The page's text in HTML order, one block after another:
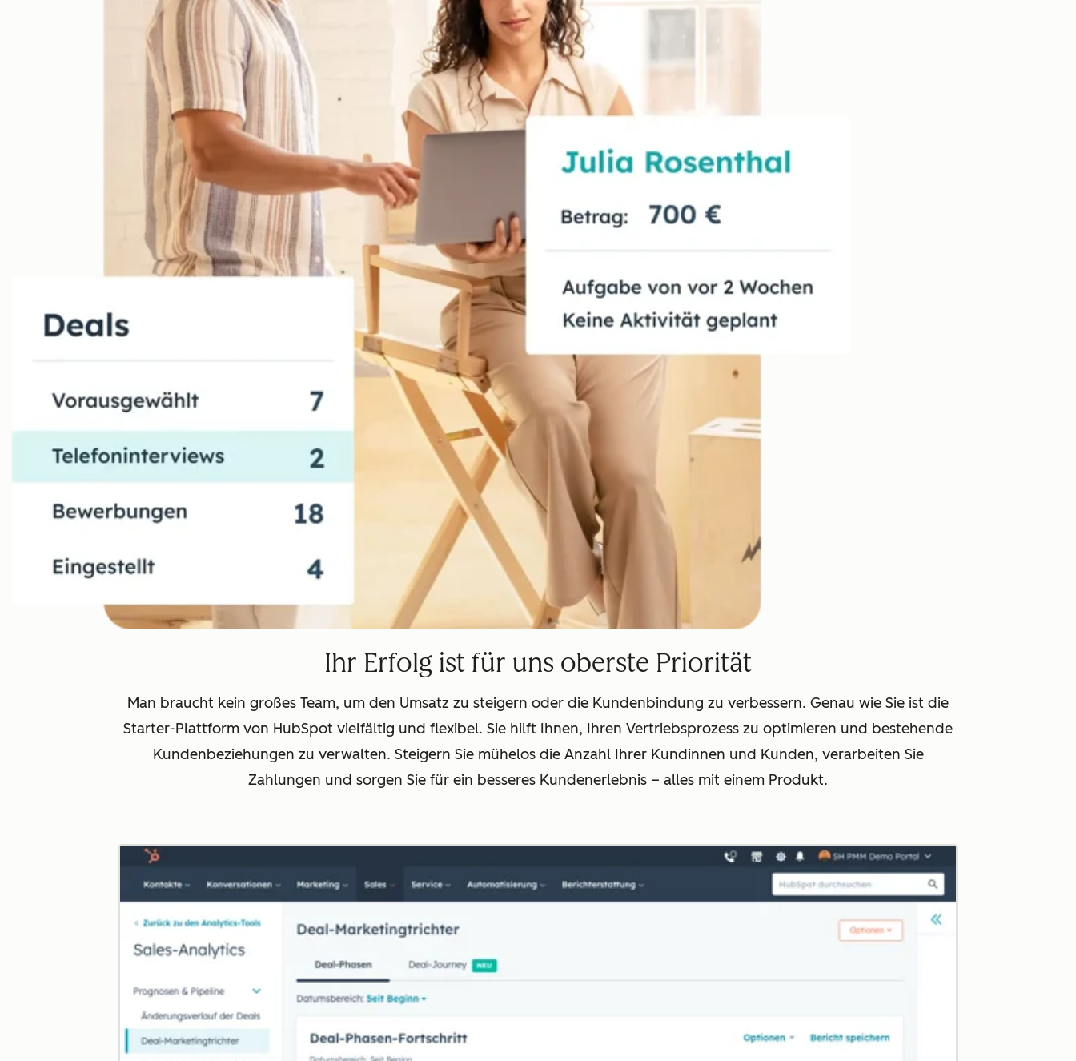
Ihr Erfolg ist für uns oberste Priorität
Man braucht kein großes Team, um den Umsatz zu steigern oder die Kundenbindung zu verbessern. Genau wie Sie ist die
Starter-Plattform von HubSpot vielfältig und flexibel. Sie hilft Ihnen, Ihren Vertriebsprozess zu optimieren und bestehende
Kundenbeziehungen zu verwalten. Steigern Sie mühelos die Anzahl Ihrer Kundinnen und Kunden, verarbeiten Sie
Zahlungen und sorgen Sie für ein besseres Kundenerlebnis – alles mit einem Produkt.